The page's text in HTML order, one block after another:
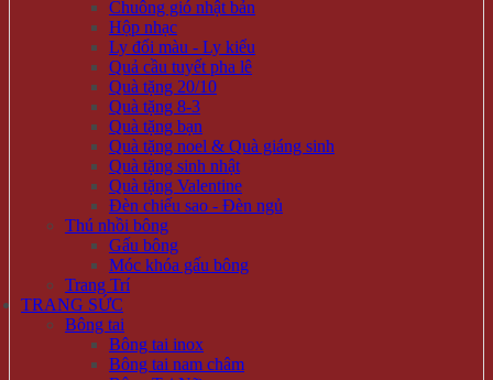
Chuông gió nhật bản
Hộp nhạc
Ly đổi màu - Ly kiểu
Quả cầu tuyết pha lê
Quà tặng 20/10
Quà tặng 8-3
Quà tặng bạn
Quà tặng noel & Quà giáng sinh
Quà tặng sinh nhật
Quà tặng Valentine
Đèn chiếu sao - Đèn ngủ
Thú nhồi bông
Gấu bông
Móc khóa gấu bông
Trang Trí
TRANG SỨC
Bông tai
Bông tai inox
Bông tai nam châm